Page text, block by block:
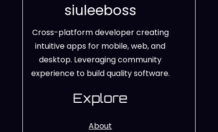
siuleeboss
Cross-platform developer creating
intuitive apps for mobile, web, and
desktop. Leveraging community
experience to build quality software.
Explore
About